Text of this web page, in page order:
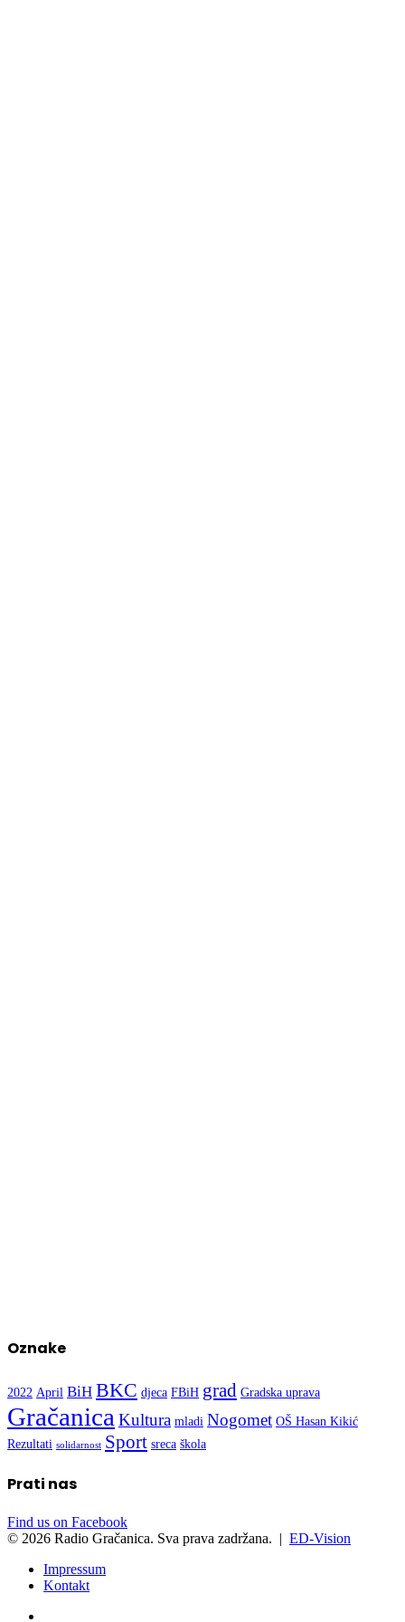
Oznake
2022 April BiH BKC djeca FBiH grad Gradska uprava
GračanicaKultura mladi Nogomet OŠ Hasan Kikić
Rezultati solidarnost Sport sreca škola
Prati nas
Find us on Facebook
© 2026 Radio Gračanica. Sva prava zadržana. | ED-Vision
Impressum
Kontakt